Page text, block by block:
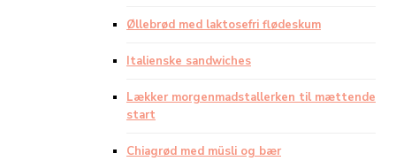
Øllebrød med laktosefri flødeskum
Italienske sandwiches
Lækker morgenmadstallerken til mættende
start
Chiagrød med müsli og bær